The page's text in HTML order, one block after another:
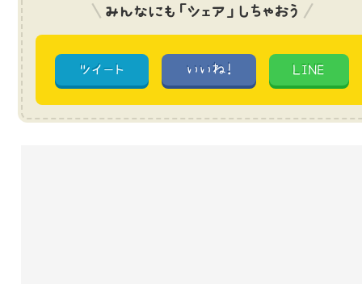
みんなにも「シェア」しちゃおう
ツイート いいね! LINE